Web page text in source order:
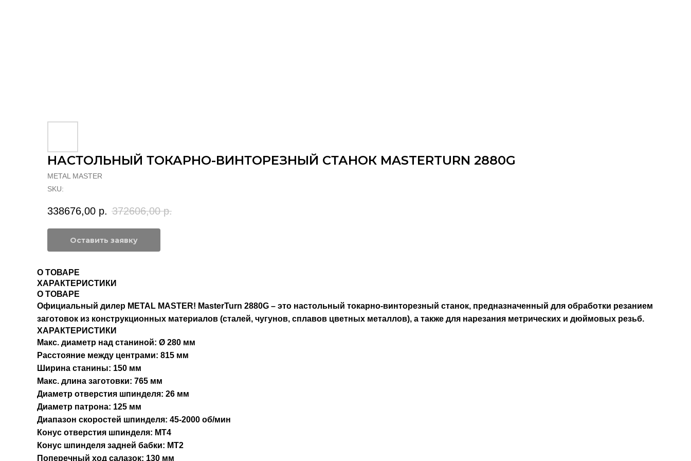
НАСТОЛЬНЫЙ ТОКАРНО-ВИНТОРЕЗНЫЙ СТАНОК MASTERTURN 2880G
METAL MASTER
SKU:
338676,00 р. 372606,00 р.
Оставить заявку
О ТОВАРЕ
ХАРАКТЕРИСТИКИ
О ТОВАРЕ
Официальный дилер METAL MASTER! MasterTurn 2880G – это настольный токарно-винторезный станок, предназначенный для обработки резанием
заготовок из конструкционных материалов (сталей, чугунов, сплавов цветных металлов), а также для нарезания метрических и дюймовых резьб.
ХАРАКТЕРИСТИКИ
Макс. диаметр над станиной: Ø 280 мм
Расстояние между центрами: 815 мм
Ширина станины: 150 мм
Макс. длина заготовки: 765 мм
Диаметр отверстия шпинделя: 26 мм
Диаметр патрона: 125 мм
Диапазон скоростей шпинделя: 45-2000 об/мин
Конус отверстия шпинделя: MT4
Конус шпинделя задней бабки: MT2
Поперечный ход салазок: 130 мм